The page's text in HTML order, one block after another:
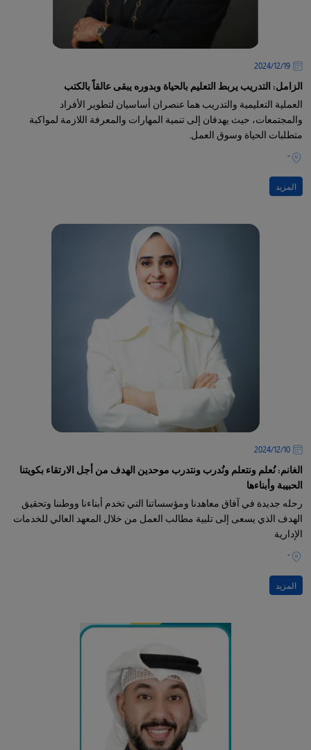
19‏/12‏/2024
الزامل: التدريب يربط التعليم بالحياة وبدوره يبقى عالقاً بالكتب
العملية التعليمية والتدريب هما عنصران أساسيان لتطوير الأفراد
والمجتمعات، حيث يهدفان إلى تنمية المهارات والمعرفة اللازمة لمواكبة
متطلبات الحياة وسوق العمل.
-
المزيد
10‏/12‏/2024
الغانم: نُعلم ونتعلم ونُدرب ونتدرب موحدين الهدف من أجل الارتقاء بكويتنا
الحبيبة وأبناءها
رحله جديدة في آفاق معاهدنا ومؤسساتنا التي تخدم أبناءنا ووطننا وتحقيق
الهدف الذي يسعى إلى تلبية مطالب العمل من خلال المعهد العالي للخدمات
الإدارية
-
المزيد